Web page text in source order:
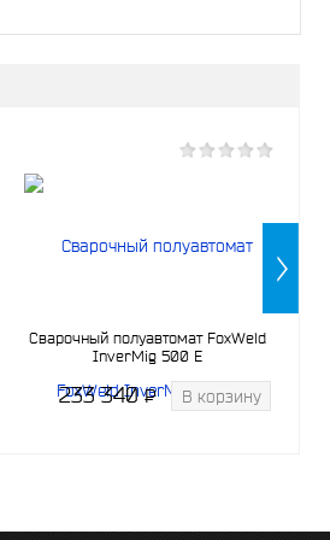
Сварочный полуавтомат FoxWeld
InverMig 500 Е
233 340P
- В корзину